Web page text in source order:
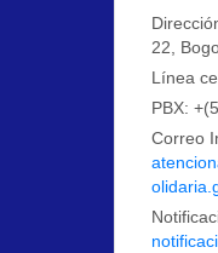
22,
Línea
PBX:
Correo